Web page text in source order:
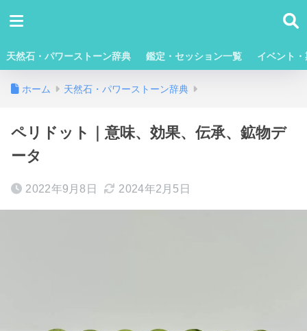
天然石・パワーストーン辞典 鑑定・セッション一覧 イベント
ホーム 天然石・パワーストーン辞典
ペリドット｜意味、効果、伝承、鉱物デ
ータ
2022年9月8日 2024年2月5日